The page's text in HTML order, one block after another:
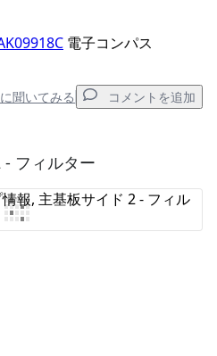
電子コンパス
聞いてみる コメントを追加
ントを追加
フィルター